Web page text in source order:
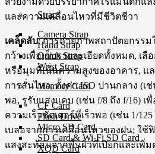
Strap
Camera Strap
Hand Strap
Quick Strap
Wrist Strap
Memory Card
CF Card
Flash Drive
Micro SD Card
SD Card & Wi-Fi SD Card
XQD Card
และความเคลื่อนไหวที่มีชีวิตชีวา
เคล็ดลับ: การถ่ายภาพสถาปัตยกรร
กว้างเพื่อเก็บรายละเอียดทั้งหมด, เ
หรือมุมที่เน้นความสูงของอาคาร, แ
การสั่นไหว; ตั้งค่า ISO ปานกลาง (เช่
พอ, รูรับแสงแคบ (เช่น f/8 ถึง f/16)
ความเร็วชัตเตอร์ที่เร็วพอ (เช่น 1/
เบลอจากการเคลื่อนไหวของฝน; ใช้ฟิ
แสงสะท้อนจากพื้นผิวที่เปียกและเพิ่